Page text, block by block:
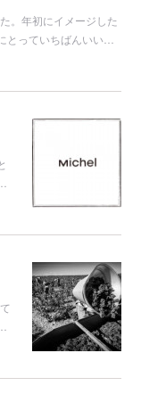
。年初にイメージした
とっていちばんいい…